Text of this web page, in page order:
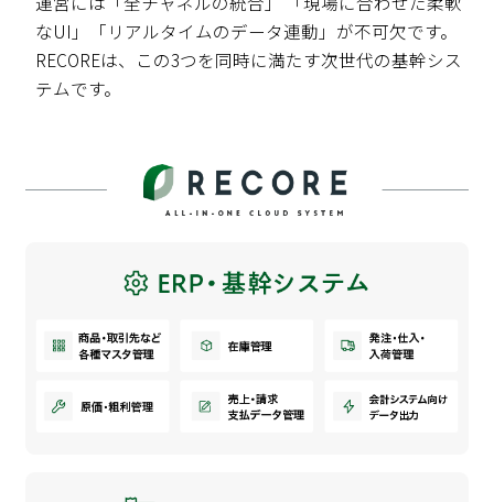
なUI」「リアルタイムのデータ連動」が不可欠です。
RECOREは、この3つを同時に満たす次世代の基幹シス
テムです。